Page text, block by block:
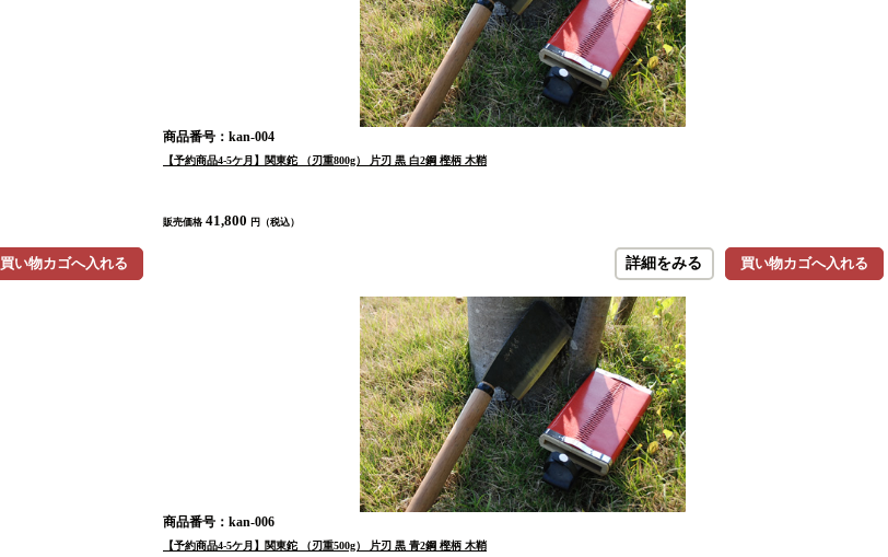
買い物カゴへ入れる
商品番号：kan-004
【予約商品4-5ケ月】関東鉈 （刃重800g） 片刃 黒 白2鋼 樫柄 木鞘
販売価格 41,800 円（税込）
買い物カゴへ入れる
詳細をみる
商品番号：kan-006
【予約商品4-5ケ月】関東鉈 （刃重500g） 片刃 黒 青2鋼 樫柄 木鞘